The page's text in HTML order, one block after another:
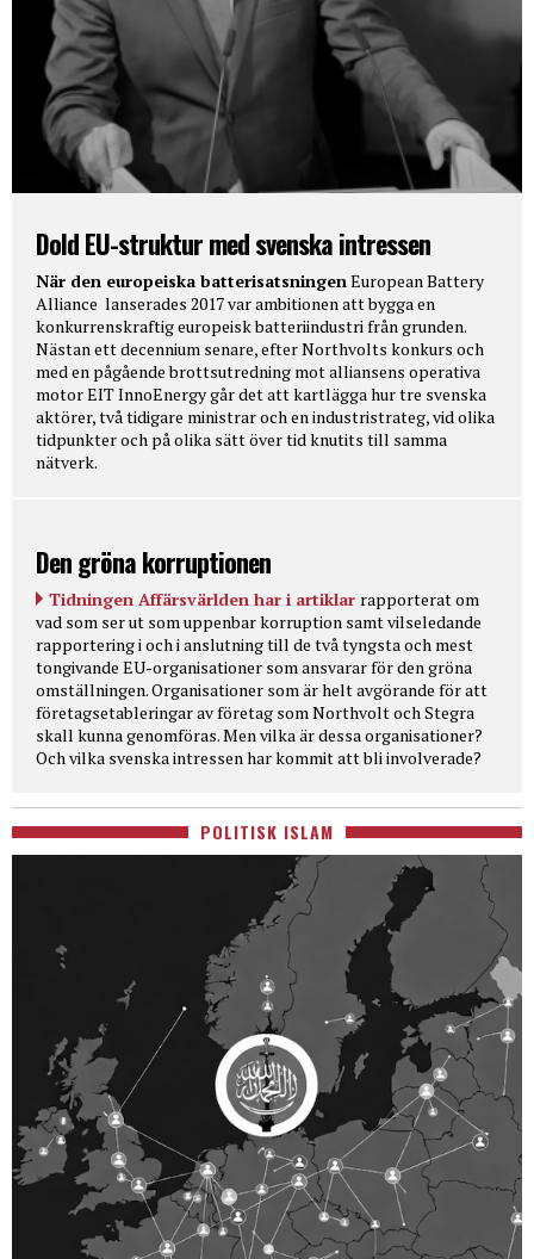
Dold EU-struktur med svenska intressen
När den europeiska batterisatsningenEuropean Battery
Alliance lanserades 2017 var ambitionen att bygga en
konkurrenskraftig europeisk batteriindustri från grunden.
Nästan ett decennium senare, efter Northvolts konkurs och
med en pågående brottsutredning mot alliansens operativa
motor EIT InnoEnergy går det att kartlägga hur tre svenska
aktörer, två tidigare ministrar och en industristrateg, vid olika
tidpunkter och på olika sätt över tid knutits till samma
nätverk.
Den gröna korruptionen
Tidningen Affärsvärlden har i artiklar rapporterat om
vad som ser ut som uppenbar korruption samt vilseledande
rapportering i och i anslutning till de två tyngsta och mest
tongivande EU-organisationer som ansvarar för den gröna
omställningen. Organisationer som är helt avgörande för att
företagsetableringar av företag som Northvolt och Stegra
skall kunna genomföras. Men vilka är dessa organisationer?
Och vilka svenska intressen har kommit att bli involverade?
POLITISK ISLAM